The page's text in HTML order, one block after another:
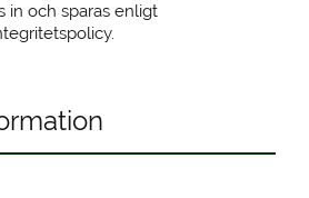
in och sparas enligt